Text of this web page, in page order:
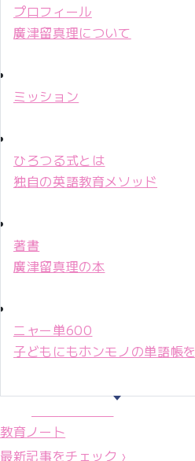
プロフィール
廣津留真理について
ミッション
ひろつる式とは
独自の英語教育メソッド
著書
廣津留真理の本
ニャー単600
子どもにもホンモノの単語帳を
教育ノート
最新記事をチェック ›